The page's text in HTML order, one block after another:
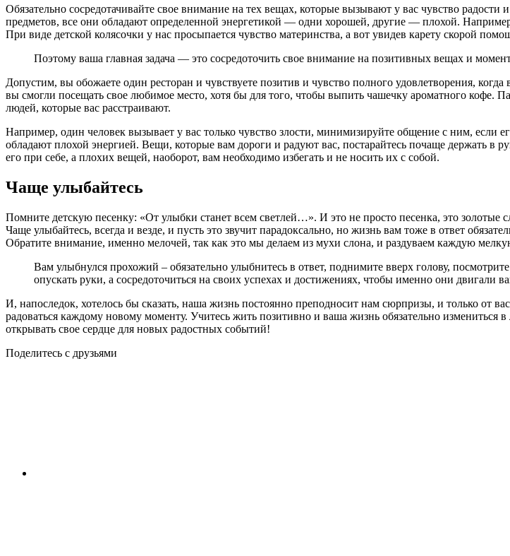
Обязательно сосредотачивайте свое внимание на тех вещах, которые вызывают у вас чувство
предметов, все они обладают определенной энергетикой — одни хорошей, другие — плохой.
При виде детской колясочки у нас просыпается чувство материнства, а вот увидев карету скорой
Поэтому ваша главная задача — это сосредоточить свое внимание на позитивных вещах и
Допустим, вы обожаете один ресторан и чувствуете позитив и чувство полного удовлетворения,
вы смогли посещать свое любимое место, хотя бы для того, чтобы выпить чашечку ароматного кофе.
людей, которые вас расстраивают.
Например, один человек вызывает у вас только чувство злости, минимизируйте общение с ним,
обладают плохой энергией. Вещи, которые вам дороги и радуют вас, постарайтесь почаще держать в
его при себе, а плохих вещей, наоборот, вам необходимо избегать и не носить их с собой.
Чаще улыбайтесь
Помните детскую песенку: «От улыбки станет всем светлей…». И это не просто песенка, это
Чаще улыбайтесь, всегда и везде, и пусть это звучит парадоксально, но жизнь вам тоже в ответ
Обратите внимание, именно мелочей, так как это мы делаем из мухи слона, и раздуваем каждую
Вам улыбнулся прохожий – обязательно улыбнитесь в ответ, поднимите вверх голову,
опускать руки, а сосредоточиться на своих успехах и достижениях, чтобы именно они двигали
И, напоследок, хотелось бы сказать, наша жизнь постоянно преподносит нам сюрпризы, и только от
радоваться каждому новому моменту. Учитесь жить позитивно и ваша жизнь обязательно измениться
открывать свое сердце для новых радостных событий!
Поделитесь с друзьями